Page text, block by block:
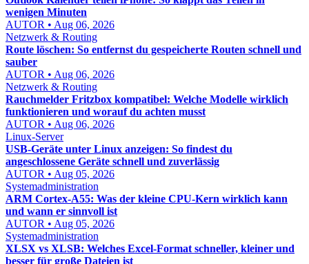
wenigen Minuten
AUTOR • Aug 06, 2026
Netzwerk & Routing
Route löschen: So entfernst du gespeicherte Routen schnell und
sauber
AUTOR • Aug 06, 2026
Netzwerk & Routing
Rauchmelder Fritzbox kompatibel: Welche Modelle wirklich
funktionieren und worauf du achten musst
AUTOR • Aug 06, 2026
Linux-Server
USB-Geräte unter Linux anzeigen: So findest du
angeschlossene Geräte schnell und zuverlässig
AUTOR • Aug 05, 2026
Systemadministration
ARM Cortex-A55: Was der kleine CPU-Kern wirklich kann
und wann er sinnvoll ist
AUTOR • Aug 05, 2026
Systemadministration
XLSX vs XLSB: Welches Excel-Format schneller, kleiner und
besser für große Dateien ist